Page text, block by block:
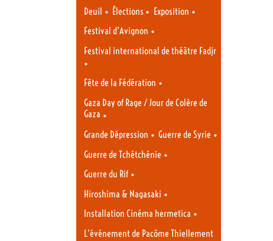
Deuil • Élections • Exposition •
Festival d’Avignon •
Festival international de théâtre Fadjr
•
Fête de la Fédération •
Gaza Day of Rage / Jour de Colère de
Gaza •
Grande Dépression • Guerre de Syrie •
Guerre de Tchétchénie •
Guerre du Rif •
Hiroshima & Nagasaki •
Installation Cinéma hermetica •
L’événement de Pacôme Thiellement